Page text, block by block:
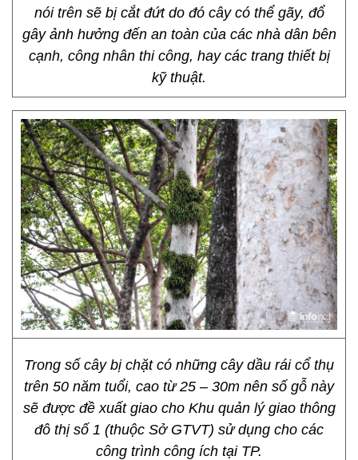
nói trên sẽ bị cắt đứt do đó cây có thể gãy, đổ
gây ảnh hưởng đến an toàn của các nhà dân bên
cạnh, công nhân thi công, hay các trang thiết bị
kỹ thuật.
Trong số cây bị chặt có những cây dầu rái cổ thụ
trên 50 năm tuổi, cao từ 25 – 30m nên số gỗ này
sẽ được đề xuất giao cho Khu quản lý giao thông
đô thị số 1 (thuộc Sở GTVT) sử dụng cho các
công trình công ích tại TP.